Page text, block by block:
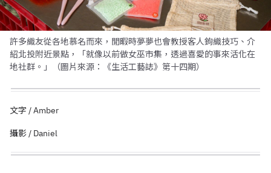
許多織友從各地慕名而來，閒暇時夢夢也會教授客人鉤織技巧、介
紹北投附近景點，「就像以前做女巫市集，透過喜愛的事來活化在
地社群。」（圖片來源：《生活工藝誌》第十四期）
文字 / Amber
攝影 / Daniel